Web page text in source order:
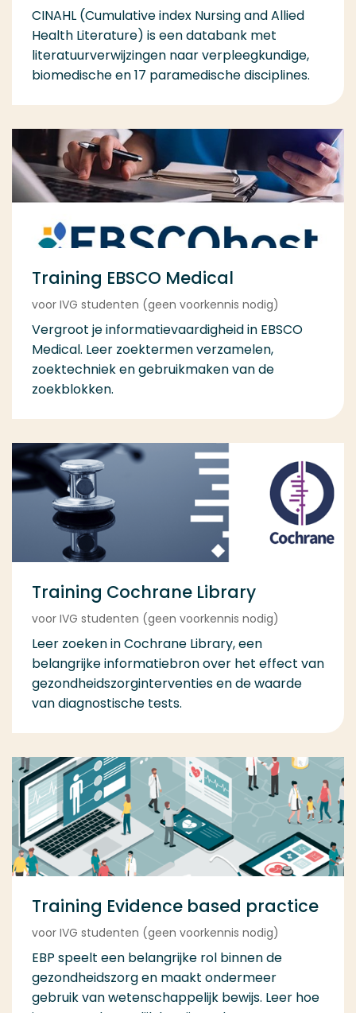
CINAHL (Cumulative index Nursing and Allied
Health Literature) is een databank met
literatuurverwijzingen naar verpleegkundige,
biomedische en 17 paramedische disciplines.
Training EBSCO Medical
voor IVG studenten (geen voorkennis nodig)
Vergroot je informatievaardigheid in EBSCO
Medical. Leer zoektermen verzamelen,
zoektechniek en gebruikmaken van de
zoekblokken.
Training Cochrane Library
voor IVG studenten (geen voorkennis nodig)
Leer zoeken in Cochrane Library, een
belangrijke informatiebron over het effect van
gezondheidszorginterventies en de waarde
van diagnostische tests.
Training Evidence based practice
voor IVG studenten (geen voorkennis nodig)
EBP speelt een belangrijke rol binnen de
gezondheidszorg en maakt ondermeer
gebruik van wetenschappelijk bewijs. Leer hoe